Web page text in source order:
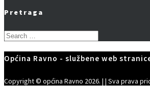
Pretraga
Search
for:
Općina Ravno - službene web
Copyright © općina Ravno 2026. | | Sva prava